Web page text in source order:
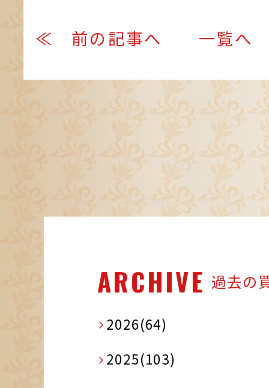
≪ 前の記事へ 一覧へ
ARCHIVE 過去の
2026(64)
2025(103)